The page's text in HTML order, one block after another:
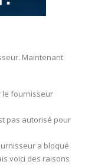
Maintenant
le fournisseur
pas autorisé pour
a bloqué
voici des raisons